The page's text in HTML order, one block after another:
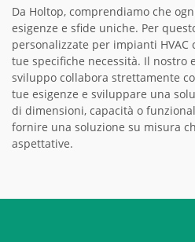
Da Holtop, comprendiamo che
esigenze e sfide uniche. Per
personalizzate per impianti
tue specifiche necessità. Il nostro
sviluppo collabora strettamente
tue esigenze e sviluppare una
di dimensioni, capacità o
fornire una soluzione su misura
aspettative.